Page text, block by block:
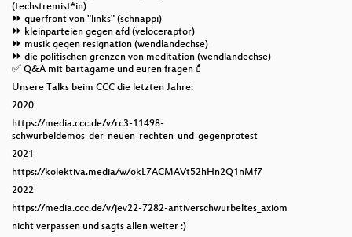
(techstremist*in)
⏩ querfront von "links" (schnappi)
⏩ kleinparteien gegen afd (veloceraptor)
⏩ musik gegen resignation (wendlandechse)
⏩ die politischen grenzen von meditation (wendlandechse)
✅ Q&A mit bartagame und euren fragen💄
Unsere Talks beim CCC die letzten Jahre:
2020
https://media.ccc.de/v/rc3-11498-
schwurbeldemos_der_neuen_rechten_und_gegenprotest
2021
https://kolektiva.media/w/okL7ACMAVt52hHn2Q1nMf7
2022
https://media.ccc.de/v/jev22-7282-antiverschwurbeltes_axiom
nicht verpassen und sagts allen weiter :)